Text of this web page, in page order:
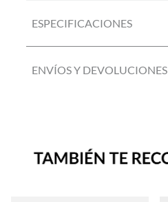
ESPECIFICACIONES
ENVÍOS Y DEVOLUCIONES